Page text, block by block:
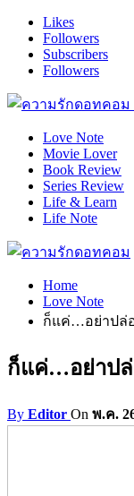
Likes
Followers
Subscribers
Followers
Love Note
Movie Lover
Book Review
Series Review
Life & Learn
Life Note
Home
Love Note
ก็แค่…อย่าปล่
ก็แค่…อย่าปล่
By Editor On พ.ค.